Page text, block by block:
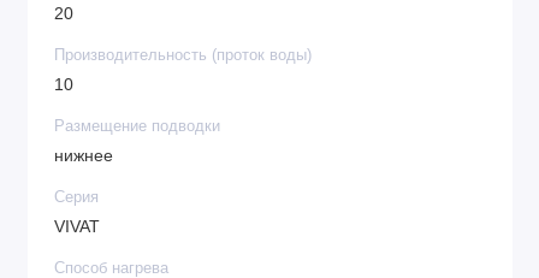
20
Производительность (проток воды)
10
Размещение подводки
нижнее
Серия
VIVAT
Способ нагрева